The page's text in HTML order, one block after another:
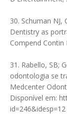
30. Schuman NJ,
Dentistry as
Compend Contin
31. Rabello, SB;
odontologia se
Medcenter
Disponível em:
id=246&idesp=12